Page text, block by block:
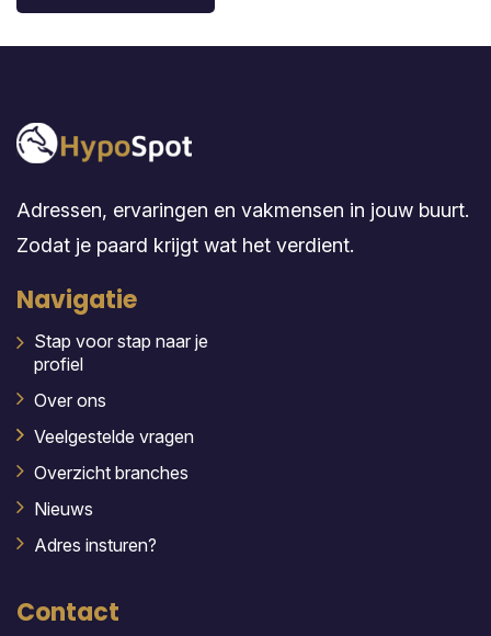
Adressen, ervaringen en vakmensen in jouw buurt.
Zodat je paard krijgt wat het verdient.
Navigatie
Stap voor stap naar je
profiel
Over ons
Veelgestelde vragen
Overzicht branches
Nieuws
Adres insturen?
Contact